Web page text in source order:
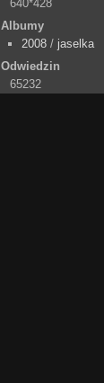
640*428
Albumy
2008 / jaselka
Odwiedzin
65232